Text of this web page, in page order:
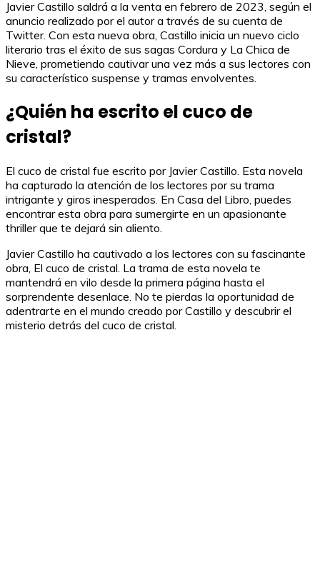
Javier Castillo saldrá a la venta en febrero de 2023, según el
anuncio realizado por el autor a través de su cuenta de
Twitter. Con esta nueva obra, Castillo inicia un nuevo ciclo
literario tras el éxito de sus sagas Cordura y La Chica de
Nieve, prometiendo cautivar una vez más a sus lectores con
su característico suspense y tramas envolventes.
¿Quién ha escrito el cuco de
cristal?
El cuco de cristal fue escrito por Javier Castillo. Esta novela
ha capturado la atención de los lectores por su trama
intrigante y giros inesperados. En Casa del Libro, puedes
encontrar esta obra para sumergirte en un apasionante
thriller que te dejará sin aliento.
Javier Castillo ha cautivado a los lectores con su fascinante
obra, El cuco de cristal. La trama de esta novela te
mantendrá en vilo desde la primera página hasta el
sorprendente desenlace. No te pierdas la oportunidad de
adentrarte en el mundo creado por Castillo y descubrir el
misterio detrás del cuco de cristal.